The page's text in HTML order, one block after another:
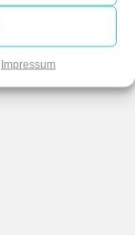
Impressum